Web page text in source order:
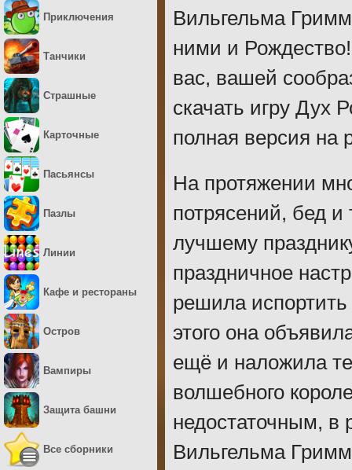
Вильгельма
ними и Рождество!
вас, вашей
скачать игру Дух
полная версия на
На протяжении
потрясений, бед и
лучшему
праздничное
решила
этого она
ещё и наложила
волшебного
недостаточным, в
Вильгельма
Приключения
Танчики
Страшные
Карточные
Пасьянсы
Пазлы
Линии
Кафе и рестораны
Остров
Вампиры
Защита башни
Все сборники